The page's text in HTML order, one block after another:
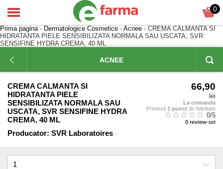
0
Prima pagina- Dermatologice Cosmetice - Acnee - CREMA CALMANTA SI
HIDRATANTA PIELE SENSIBILIZATA NORMALA SAU USCATA, SVR
SENSIFINE HYDRA CREMA, 40 ML
ACNEE
CREMA CALMANTA SI
HIDRATANTA PIELE
SENSIBILIZATA NORMALA SAU
USCATA, SVR SENSIFINE HYDRA
CREMA, 40 ML
Producator: SVR Laboratoires
66,90
lei
La comanda
Primesti 1 punct de fidelitate
0/5
0 review-uri